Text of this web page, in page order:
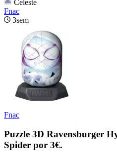
Celeste
Fnac
3sem
Fnac
Puzzle 3D Ravensburger
Spider por 3€.